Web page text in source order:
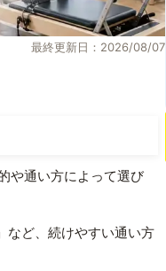
最終更新日：2026/08/07
や通い方によって選び
」など、続けやすい通い方